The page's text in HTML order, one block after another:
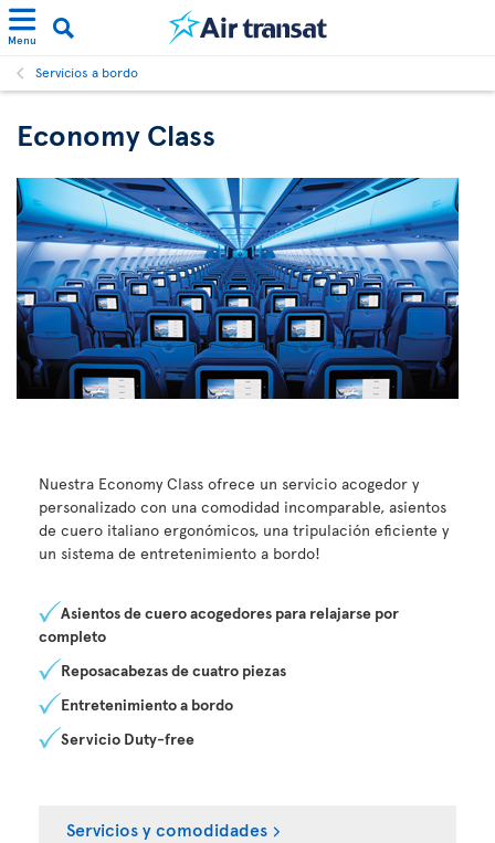
Menu
Servicios a bordo
Economy Class
Nuestra Economy Class ofrece un servicio acogedor y
personalizado con una comodidad incomparable, asientos
de cuero italiano ergonómicos, una tripulación eficiente y
un sistema de entretenimiento a bordo!
Asientos de cuero acogedores para relajarse por
completo
Reposacabezas de cuatro piezas
Entretenimiento a bordo
Servicio Duty-free
Servicios y comodidades